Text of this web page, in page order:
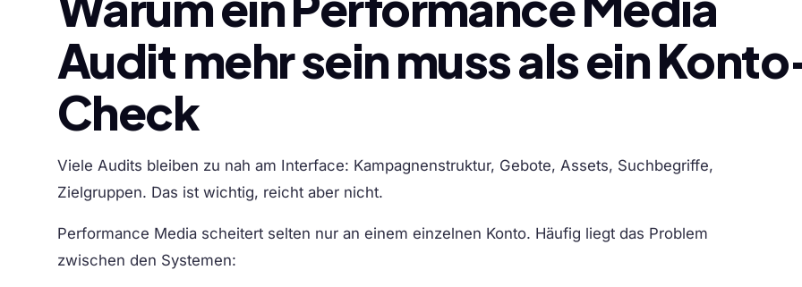
Audit mehr sein muss als ein
Check
Viele Audits bleiben zu nah am Interface: Kampagnenstruktur, Gebote, Assets, Suchbegriffe,
Zielgruppen. Das ist wichtig, reicht aber nicht.
Performance Media scheitert selten nur an einem einzelnen Konto. Häufig liegt das Problem
zwischen den Systemen: